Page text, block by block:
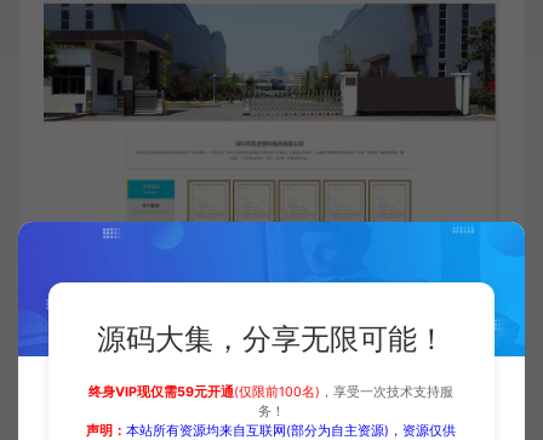
源码大集，分享无限可能！
终身VIP现仅需59元开通(仅限前100名) ，享受一次技术支持服
务！
声明：本站所有资源均来自互联网(部分为自主资源)，资源仅供